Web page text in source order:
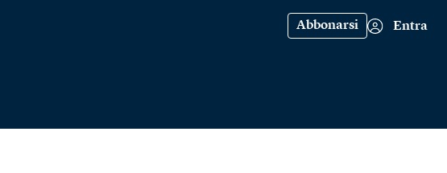
Abbonarsi Entra